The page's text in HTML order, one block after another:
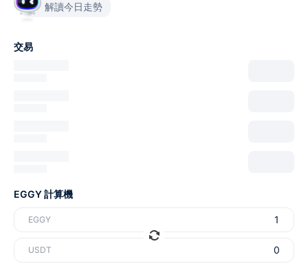
解讀今日走勢
交易
EGGY 計算機
EGGY
USDT